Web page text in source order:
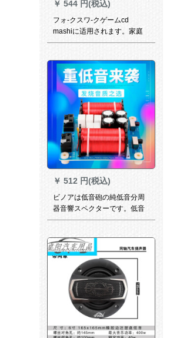
￥ 544 円(税込)
フォ-クスワ-クゲームcd
mashiに适用されます。家庭
用オーストリアディボス12 V
￥ 512 円(税込)
ビノアは低音砲の純低音分周
器音響スペクターです。低音
は周点が一つの価格格を调整
版)